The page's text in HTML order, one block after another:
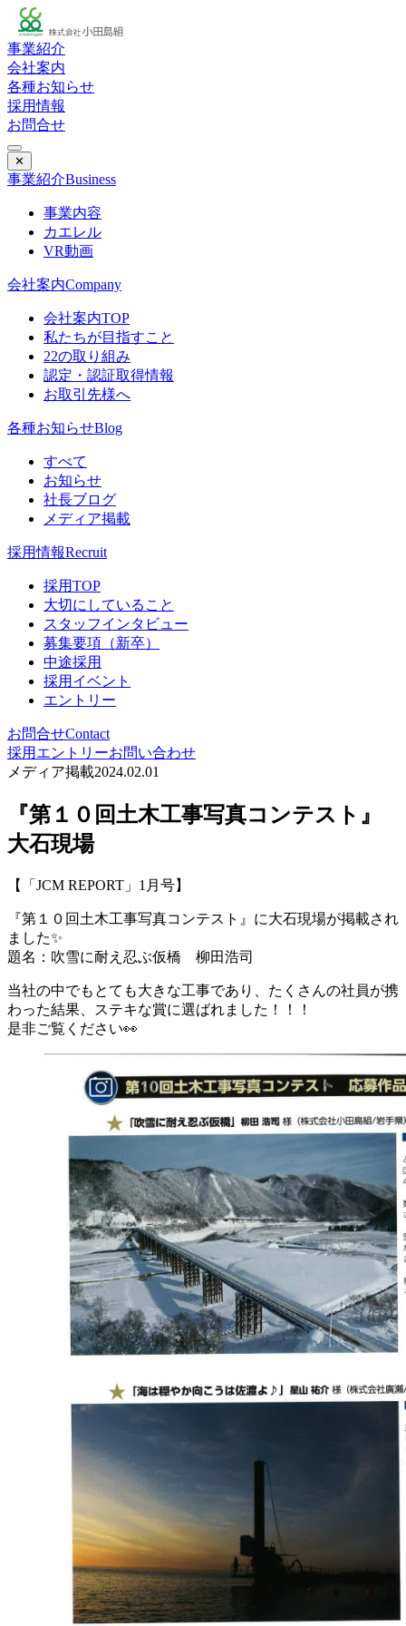
事業紹介
会社案内
各種お知らせ
採用情報
お問合せ
✕
事業紹介Business
事業内容
カエレル
VR動画
会社案内Company
会社案内TOP
私たちが目指すこと
22の取り組み
認定・認証取得情報
お取引先様へ
各種お知らせBlog
すべて
お知らせ
社長ブログ
メディア掲載
採用情報Recruit
採用TOP
大切にしていること
スタッフインタビュー
募集要項（新卒）
中途採用
採用イベント
エントリー
お問合せContact
採用エントリーお問い合わせ
メディア掲載2024.02.01
『第１０回土木工事写真コンテスト』
大石現場
【「JCM REPORT」1月号】
『第１０回土木工事写真コンテスト』に大石現場が掲載され
ました✨
題名：吹雪に耐え忍ぶ仮橋 柳田浩司
当社の中でもとても大きな工事であり、たくさんの社員が携
わった結果、ステキな賞に選ばれました！！！
是非ご覧ください👀